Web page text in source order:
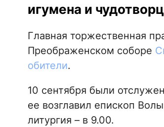
игумена и
Главная торжественная
Преображенском соборе
обители.
10 сентября были
ее возглавил епископ
литургия – в 9.00.